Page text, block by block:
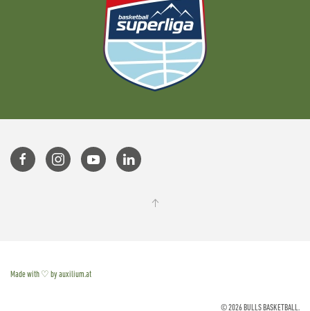
Made with ♡ by auxilium.at
©2026 BULLS BASKETBALL.